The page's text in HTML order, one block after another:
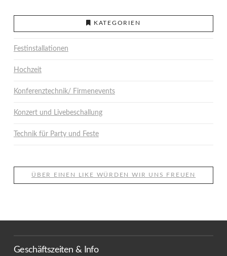
KATEGORIEN
Festinstallationen
Hochzeit
Konferenztechnik/ Firmenevents
Konzert und Livebeschallung
Technik für Party und Feste
ÜBER EINEN LIKE WÜRDEN WIR UNS FREUEN
Geschäftszeiten & Info